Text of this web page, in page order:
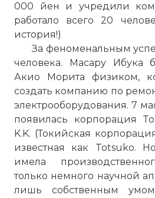
000 йен и учредили
работало всего 20
история!)
За феноменальным
человека. Масару Ибука
Акио Морита физиком,
создать компанию по
электрооборудования. 7
появилась корпорация
K.K. (Токийская
известная как Totsuko.
имела
только немного научной
лишь собственным